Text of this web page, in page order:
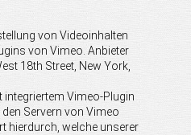
von Videoinhalten
von Vimeo. Anbieter
18th Street, New York,
integriertem Vimeo-Plugin
Servern von Vimeo
hierdurch, welche unserer